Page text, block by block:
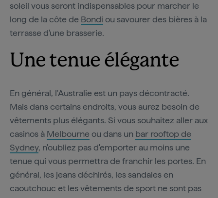
soleil vous seront indispensables pour marcher le
long de la côte de Bondi ou savourer des bières à la
terrasse d'une brasserie.
Une tenue élégante
En général, l'Australie est un pays décontracté.
Mais dans certains endroits, vous aurez besoin de
vêtements plus élégants. Si vous souhaitez aller aux
casinos à Melbourne ou dans un bar rooftop de
Sydney, n'oubliez pas d'emporter au moins une
tenue qui vous permettra de franchir les portes. En
général, les jeans déchirés, les sandales en
caoutchouc et les vêtements de sport ne sont pas